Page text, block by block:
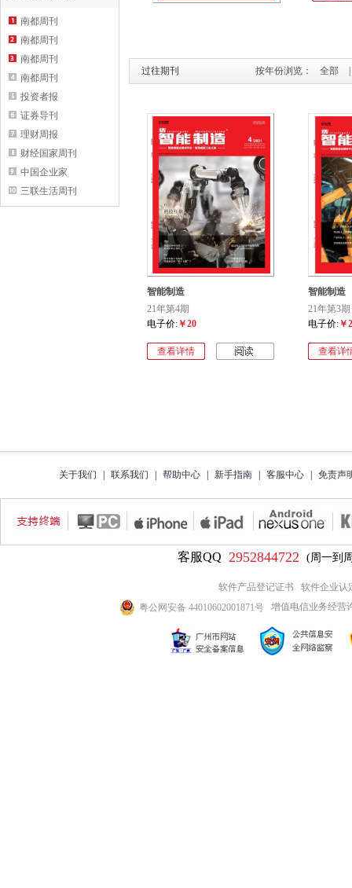
南都周刊
南都周刊
南都周刊
南都周刊
投资者报
证券导刊
理财周报
财经国家周刊
中国企业家
三联生活周刊
过往期刊 按年份浏览： 全部
智能制造
21年第4期
电子价: ￥20
查看详情
智能制造
21年第3期
电子价: ￥
查看详
关于我们 联系我们 帮助中心 新手指南 客服中心 免责声
客服QQ 2952844722 (周一到
软件产品登记证书
软件企业认
粤公网安备 44010602001871号
增值电信业务经营